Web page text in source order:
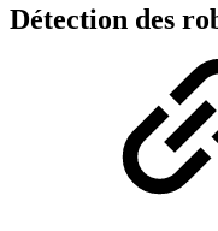
Détection des